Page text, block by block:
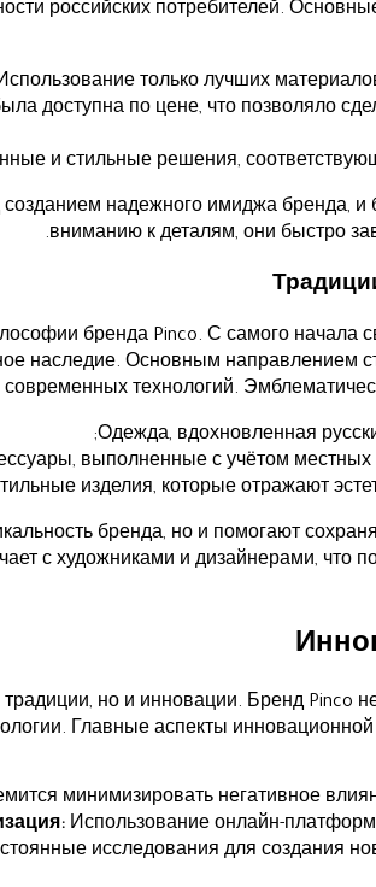
российских потребителей.
только лучших
доступна по цене, что позволяло
и стильные решения,
надежного имиджа бренда, и
вниманию к деталям, они быстро
бренда Pinco. С самого начала
наследие. Основным направлением
технологий.
Одежда, вдохновленная
выполненные с учётом местных
изделия, которые отражают
бренда, но и помогают
с художниками и дизайнерами, что
но и инновации. Бренд Pinco
Главные аспекты
минимизировать негативное
Использование онлайн-
исследования для создания